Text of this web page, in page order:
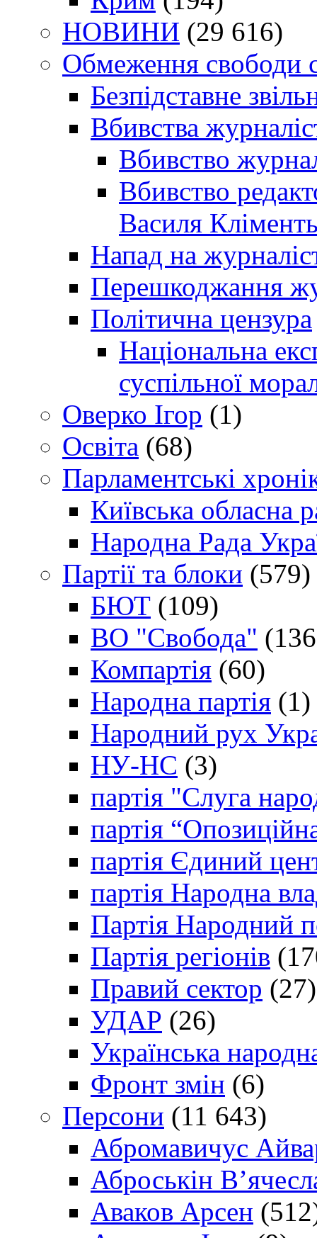
НОВИНИ (29 616)
Обмеження свободи
Безпідставне
Вбивства
Вбивство
Вбивство
Василя
Напад на
Перешкоджання
Політична цензура
Національна
суспільної
Оверко Ігор (1)
Освіта (68)
Парламентські
Київська обласна
Народна Рада
Партії та блоки (579)
БЮТ (109)
ВО "Свобода"
Компартія (60)
Народна партія (1)
Народний рух
НУ-НС (3)
партія "Слуга
партія
партія Єдиний
партія Народна
Партія Народний
Партія регіонів
Правий сектор (27)
УДАР (26)
Українська
Фронт змін (6)
Персони (11 643)
Абромавичус
Аброськін
Аваков Арсен